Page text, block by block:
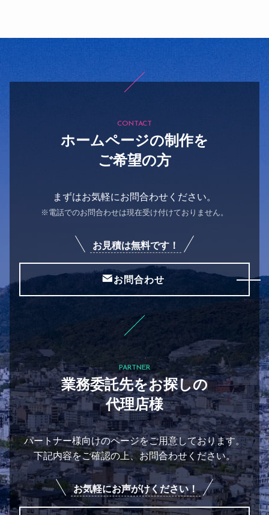
CONTACT
ホームページの制作を
ご希望の方
まずはお気軽にお問合わせください。
※電話でのお問合わせは現在受け付けておりません。
お見積は無料です！
お問合わせ
PARTNER
業務委託先をお探しの
代理店様
パートナー様向けのページをご用意しております。
下記内容をご確認の上、お問合わせください。
お気軽にお声がけください！